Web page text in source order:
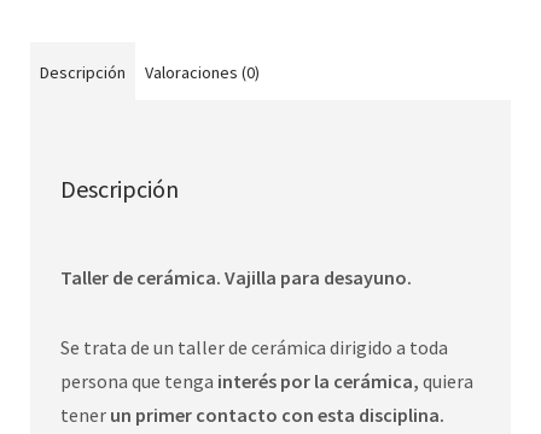
Descripción Valoraciones (0)
Descripción
Taller de cerámica. Vajilla para desayuno.
Se trata de un taller de cerámica dirigido a toda
persona que tenga interés por la cerámica, quiera
tener un primer contacto con esta disciplina.